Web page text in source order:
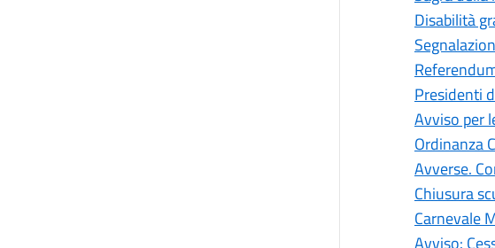
Disabilità
Presidenti
Avviso per
Ordinanza
Avverse.
Chiusura
Carnevale
Avviso: